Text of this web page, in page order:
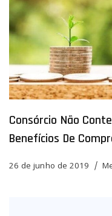
Consórcio Não
Benefícios De
26 de junho de 2019